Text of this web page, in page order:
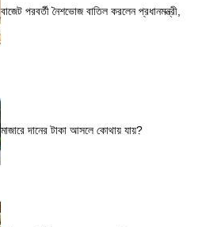
বাজেট পরবর্তী নৈশভোজ বাতিল করলেন প্রধানমন্ত্রী,
মাজারে দানের টাকা আসলে কোথায় যায়?